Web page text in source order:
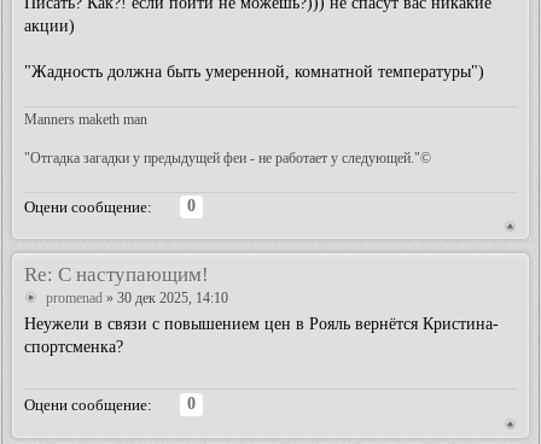
акции)
"Жадность должна быть умеренной, комнатной температуры")
Manners maketh man
"Отгадка загадки у предыдущей феи - не работает у следующей."©
Оцени сообщение:
0
Re: С наступающим!
promenad » 30 дек 2025, 14:10
Неужели в связи с повышением цен в Рояль вернётся Кристина-
спортсменка?
Оцени сообщение:
0